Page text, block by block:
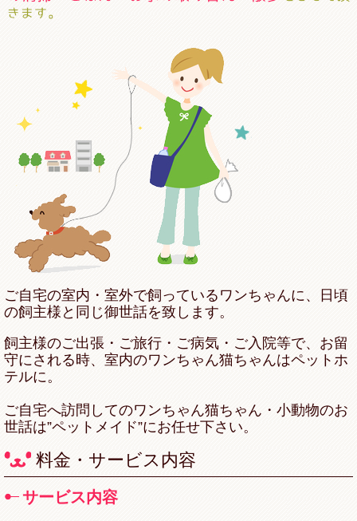
ご自宅の室内・室外で飼っているワンちゃんに、日頃
の飼主様と同じ御世話を致します。
飼主様のご出張・ご旅行・ご病気・ご入院等で、お留
守にされる時、室内のワンちゃん猫ちゃんはペットホ
テルに。
ご自宅へ訪問してのワンちゃん猫ちゃん・小動物のお
世話は”ペットメイド”にお任せ下さい。
料金・サービス内容
サービス内容